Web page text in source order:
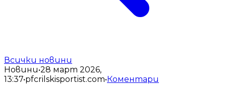
Всички новини
Новини•28 март 2026,
13:37•pfcrilskisportist.com•Коментари